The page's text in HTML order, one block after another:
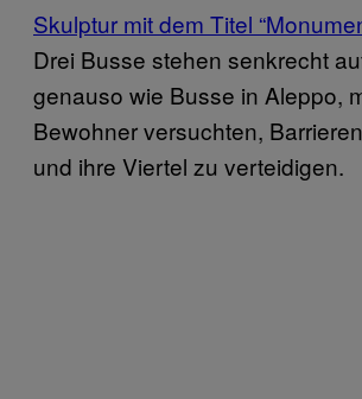
Skulptur mit dem Titel
Drei Busse stehen senkrecht
genauso wie Busse in Aleppo,
Bewohner versuchten,
und ihre Viertel zu verteidigen.